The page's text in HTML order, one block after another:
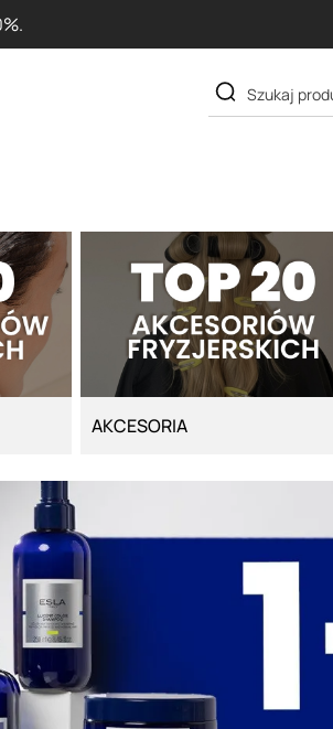
produktu Artego Maska Lola za 1 żł
AKCESORIA